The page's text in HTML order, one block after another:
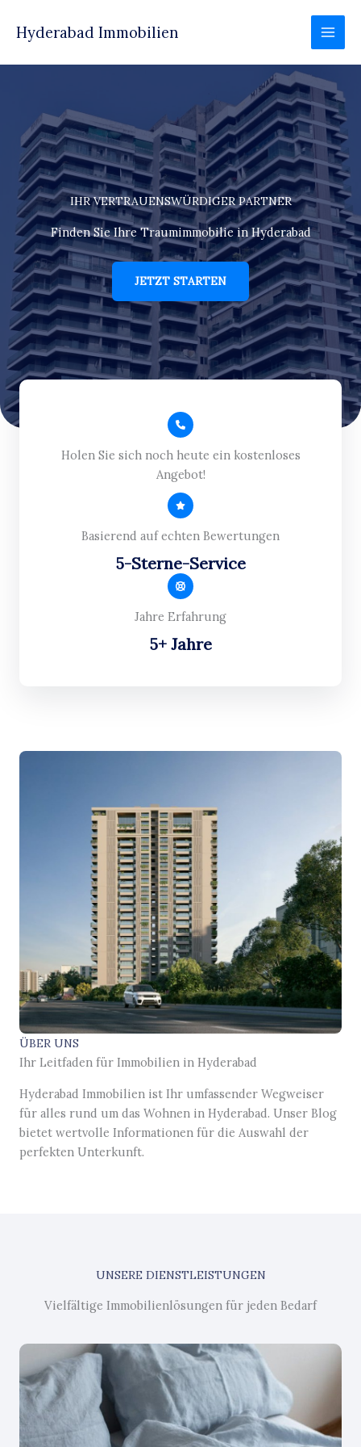
Inhalt
springen
Hyderabad Immobilien
IHR VERTRAUENSWÜRDIGER PARTNER
Finden Sie Ihre Traumimmobilie in Hyderabad
JETZT STARTEN
Holen Sie sich noch heute ein kostenloses
Angebot!
Basierend auf echten Bewertungen
5-Sterne-Service
Jahre Erfahrung
5+ Jahre
ÜBER UNS
Ihr Leitfaden für Immobilien in Hyderabad
Hyderabad Immobilien ist Ihr umfassender Wegweiser
für alles rund um das Wohnen in Hyderabad. Unser Blog
bietet wertvolle Informationen für die Auswahl der
perfekten Unterkunft.
UNSERE DIENSTLEISTUNGEN
Vielfältige Immobilienlösungen für jeden Bedarf